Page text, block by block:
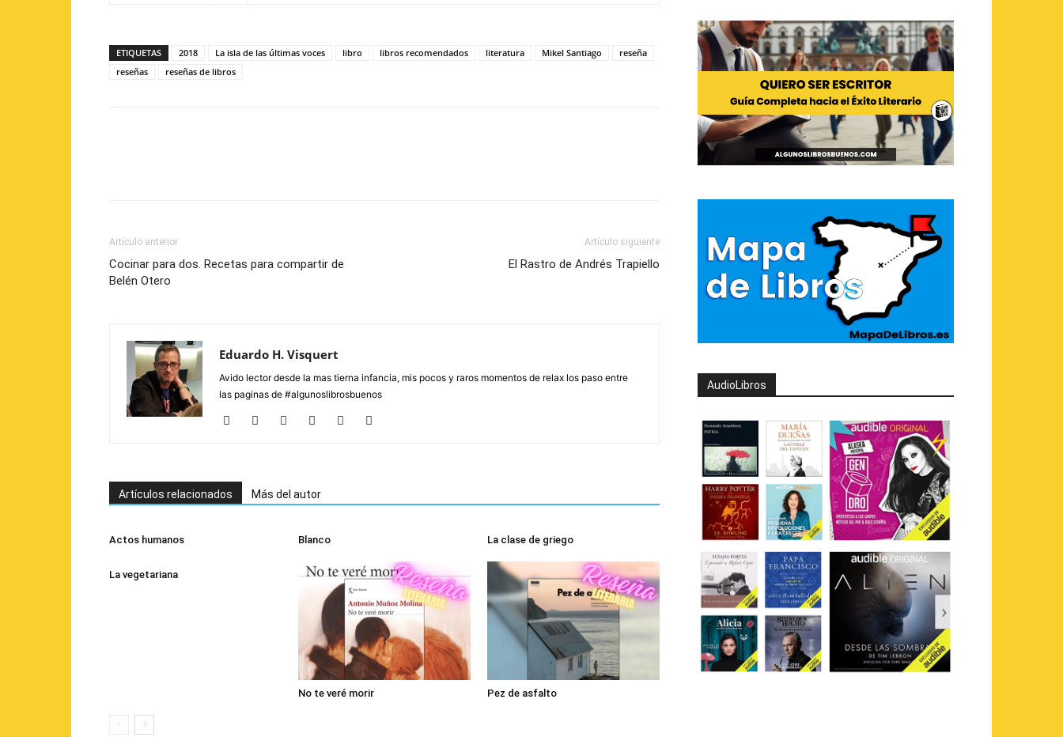
ETIQUETAS 2018 La isla de las últimas voces libro libros recomendados literatura Mikel Santiago
reseña
reseñas
reseñas de libros
Artículo anterior
Cocinar para dos. Recetas para compartir de
Belén Otero
Artículo siguiente
El Rastro de Andrés Trapiello
Eduardo H. Visquert
Avido lector desde la mas tierna infancia, mis pocos y raros momentos de relax los paso entre
las paginas de #algunoslibrosbuenos
Artículos relacionados Más del autor
Actos humanos Blanco La clase de griego
La vegetariana
No te veré morir Pez de asfalto
AudioLibros